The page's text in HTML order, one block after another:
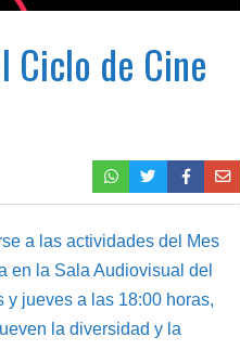
Ciclo de Cine
a las actividades del Mes
en la Sala Audiovisual del
y jueves a las 18:00 horas,
la diversidad y la